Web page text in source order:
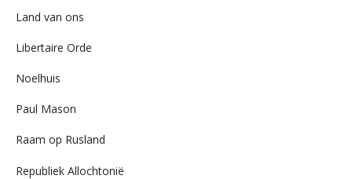
Land van ons
Libertaire Orde
Noelhuis
Paul Mason
Raam op Rusland
Republiek Allochtonië